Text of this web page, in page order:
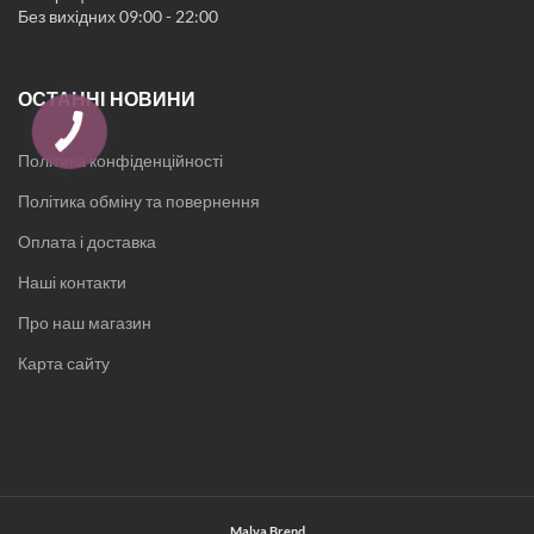
Без вихідних 09:00 - 22:00
ОСТАННІ НОВИНИ
Політика конфіденційності
Політика обміну та повернення
Оплата і доставка
Наші контакти
Про наш магазин
Карта сайту